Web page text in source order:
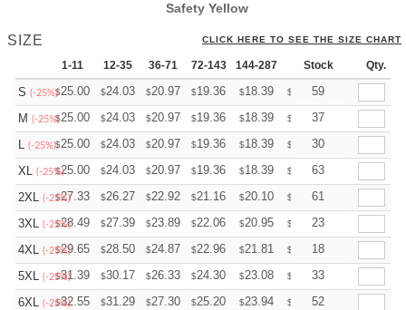
Safety Yellow
SIZE CLICK HERE TO SEE THE SIZE CHART
1-11 12-35 36-71 72-143 144-287 288 + More
Stock Qty.
S (-25%)$25.00 $24.03 $20.97 $19.36 $18.39 $ 18.07
59
M (-25%)$25.00 $24.03 $20.97 $19.36 $18.39 $ 18.07
37
L (-25%)$25.00 $24.03 $20.97 $19.36 $18.39 $ 18.07
30
XL (-25%)
$25.00 $24.03 $20.97 $19.36 $18.39 $ 18.07
63
2XL (-25%)
$27.33 $26.27 $22.92 $21.16 $20.10 $ 19.75
61
3XL (-25%)
$28.49 $27.39 $23.89 $22.06 $20.95 $ 20.59
23
4XL (-25%)
$29.65 $28.50 $24.87 $22.96 $21.81 $ 21.43
18
5XL (-25%)
$31.39 $30.17 $26.33 $24.30 $23.08 $ 22.68
33
6XL (-25%)
$32.55 $31.29 $27.30 $25.20 $23.94 $ 23.52
52